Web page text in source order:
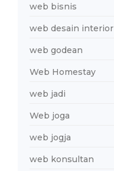
web bisnis
web desain interior
web godean
Web Homestay
web jadi
Web joga
web jogja
web konsultan